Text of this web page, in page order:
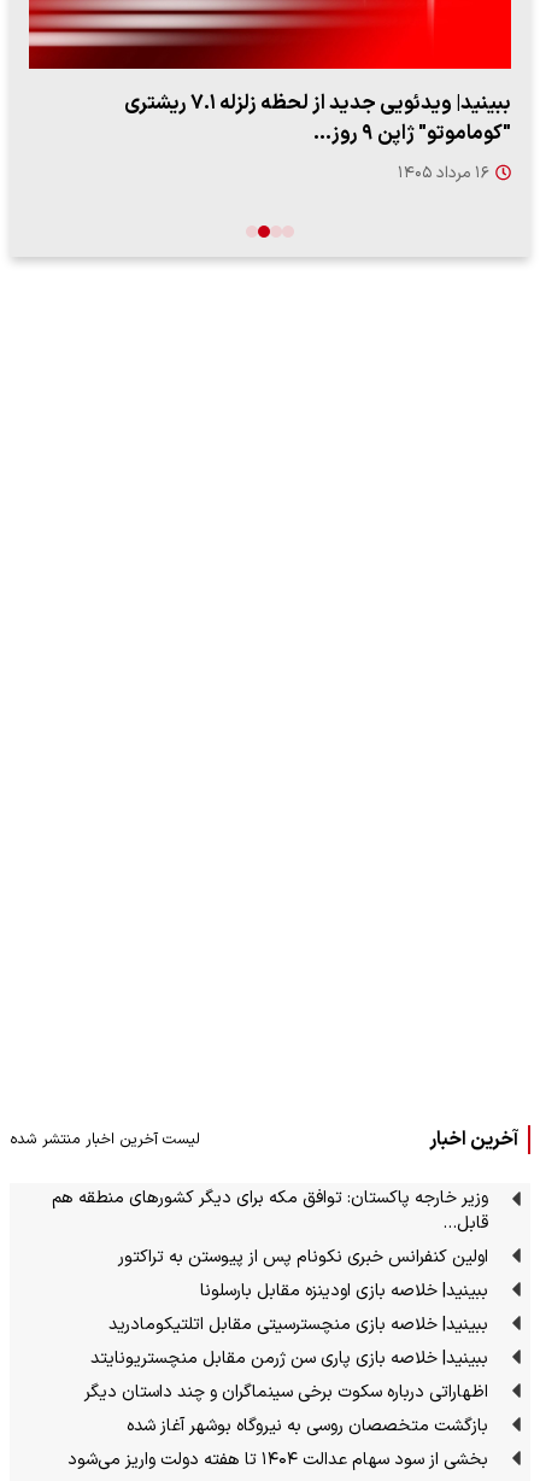
ببینید| ویدئویی جدید از لحظه زلزله ۷.۱ ریشتری
"کوماموتو" ژاپن ۹ روز…
۱۶ مرداد ۱۴۰۵
آخرین اخبار لیست آخرین اخبار منتشر شده
وزیر خارجه پاکستان: توافق مکه برای دیگر کشورهای منطقه هم
قابل…
اولین کنفرانس خبری نکونام پس از پیوستن به تراکتور
ببینید| خلاصه بازی اودینزه مقابل بارسلونا
ببینید| خلاصه بازی منچسترسیتی مقابل اتلتیکومادرید
ببینید| خلاصه بازی پاری سن ژرمن مقابل منچستریونایتد
اظهاراتی درباره سکوت برخی سینماگران و چند داستان دیگر
بازگشت متخصصان روسی به نیروگاه بوشهر آغاز شده
بخشی از سود سهام عدالت ۱۴۰۴ تا هفته دولت واریز می‌شود